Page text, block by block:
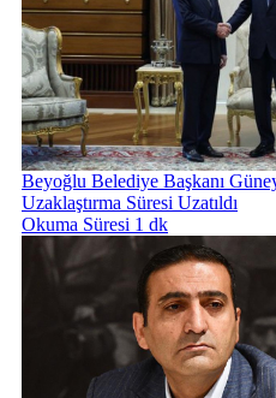
Beyoğlu Belediye Başkanı
Uzaklaştırma Süresi Uzatıldı
Okuma Süresi 1 dk